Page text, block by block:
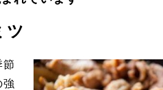
ツ
節
強